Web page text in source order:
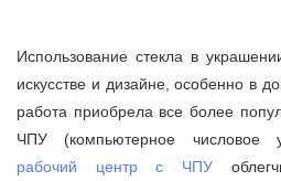
Использование стекла в
искусстве и дизайне, особенно в
работа приобрела все более
ЧПУ (компьютерное числовое
рабочий центр с ЧПУ